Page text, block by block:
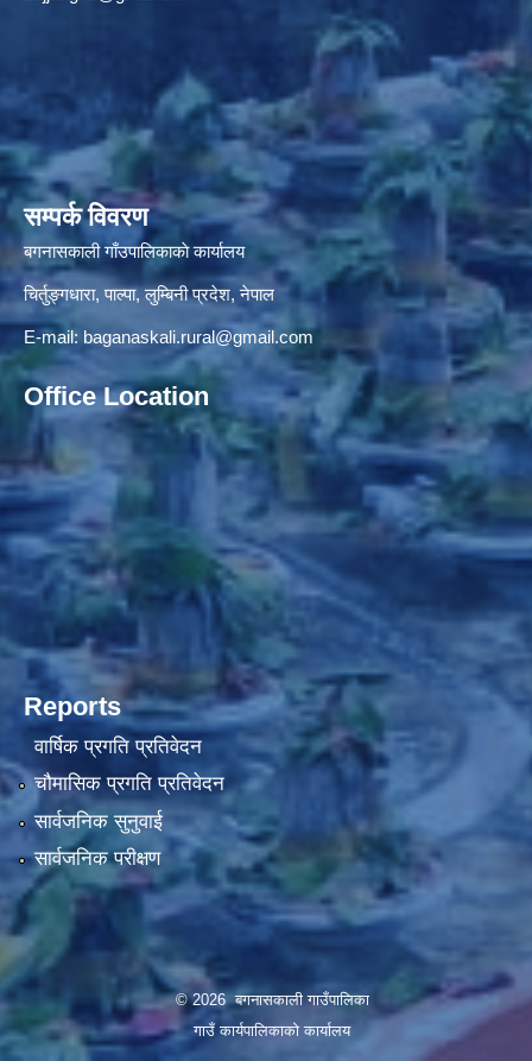
सम्पर्क विवरण
बगनासकाली गाँउपालिकाकाे कार्यालय
चिर्तुङ्गधारा, पाल्पा, लुम्बिनी प्रदेश, नेपाल
E-mail: baganaskali.rural@gmail.com
Office Location
Reports
वार्षिक प्रगति प्रतिवेदन
चौमासिक प्रगति प्रतिवेदन
सार्वजनिक सुनुवाई
सार्वजनिक परीक्षण
© 2026 बगनासकाली गाउँपालिका
गाउँ कार्यपालिकाको कार्यालय